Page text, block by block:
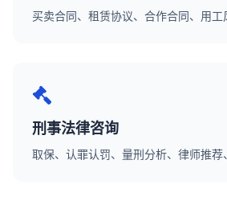
买卖合同、租赁协议、合作合同、用工
刑事法律咨询
取保、认罪认罚、量刑分析、律师推荐